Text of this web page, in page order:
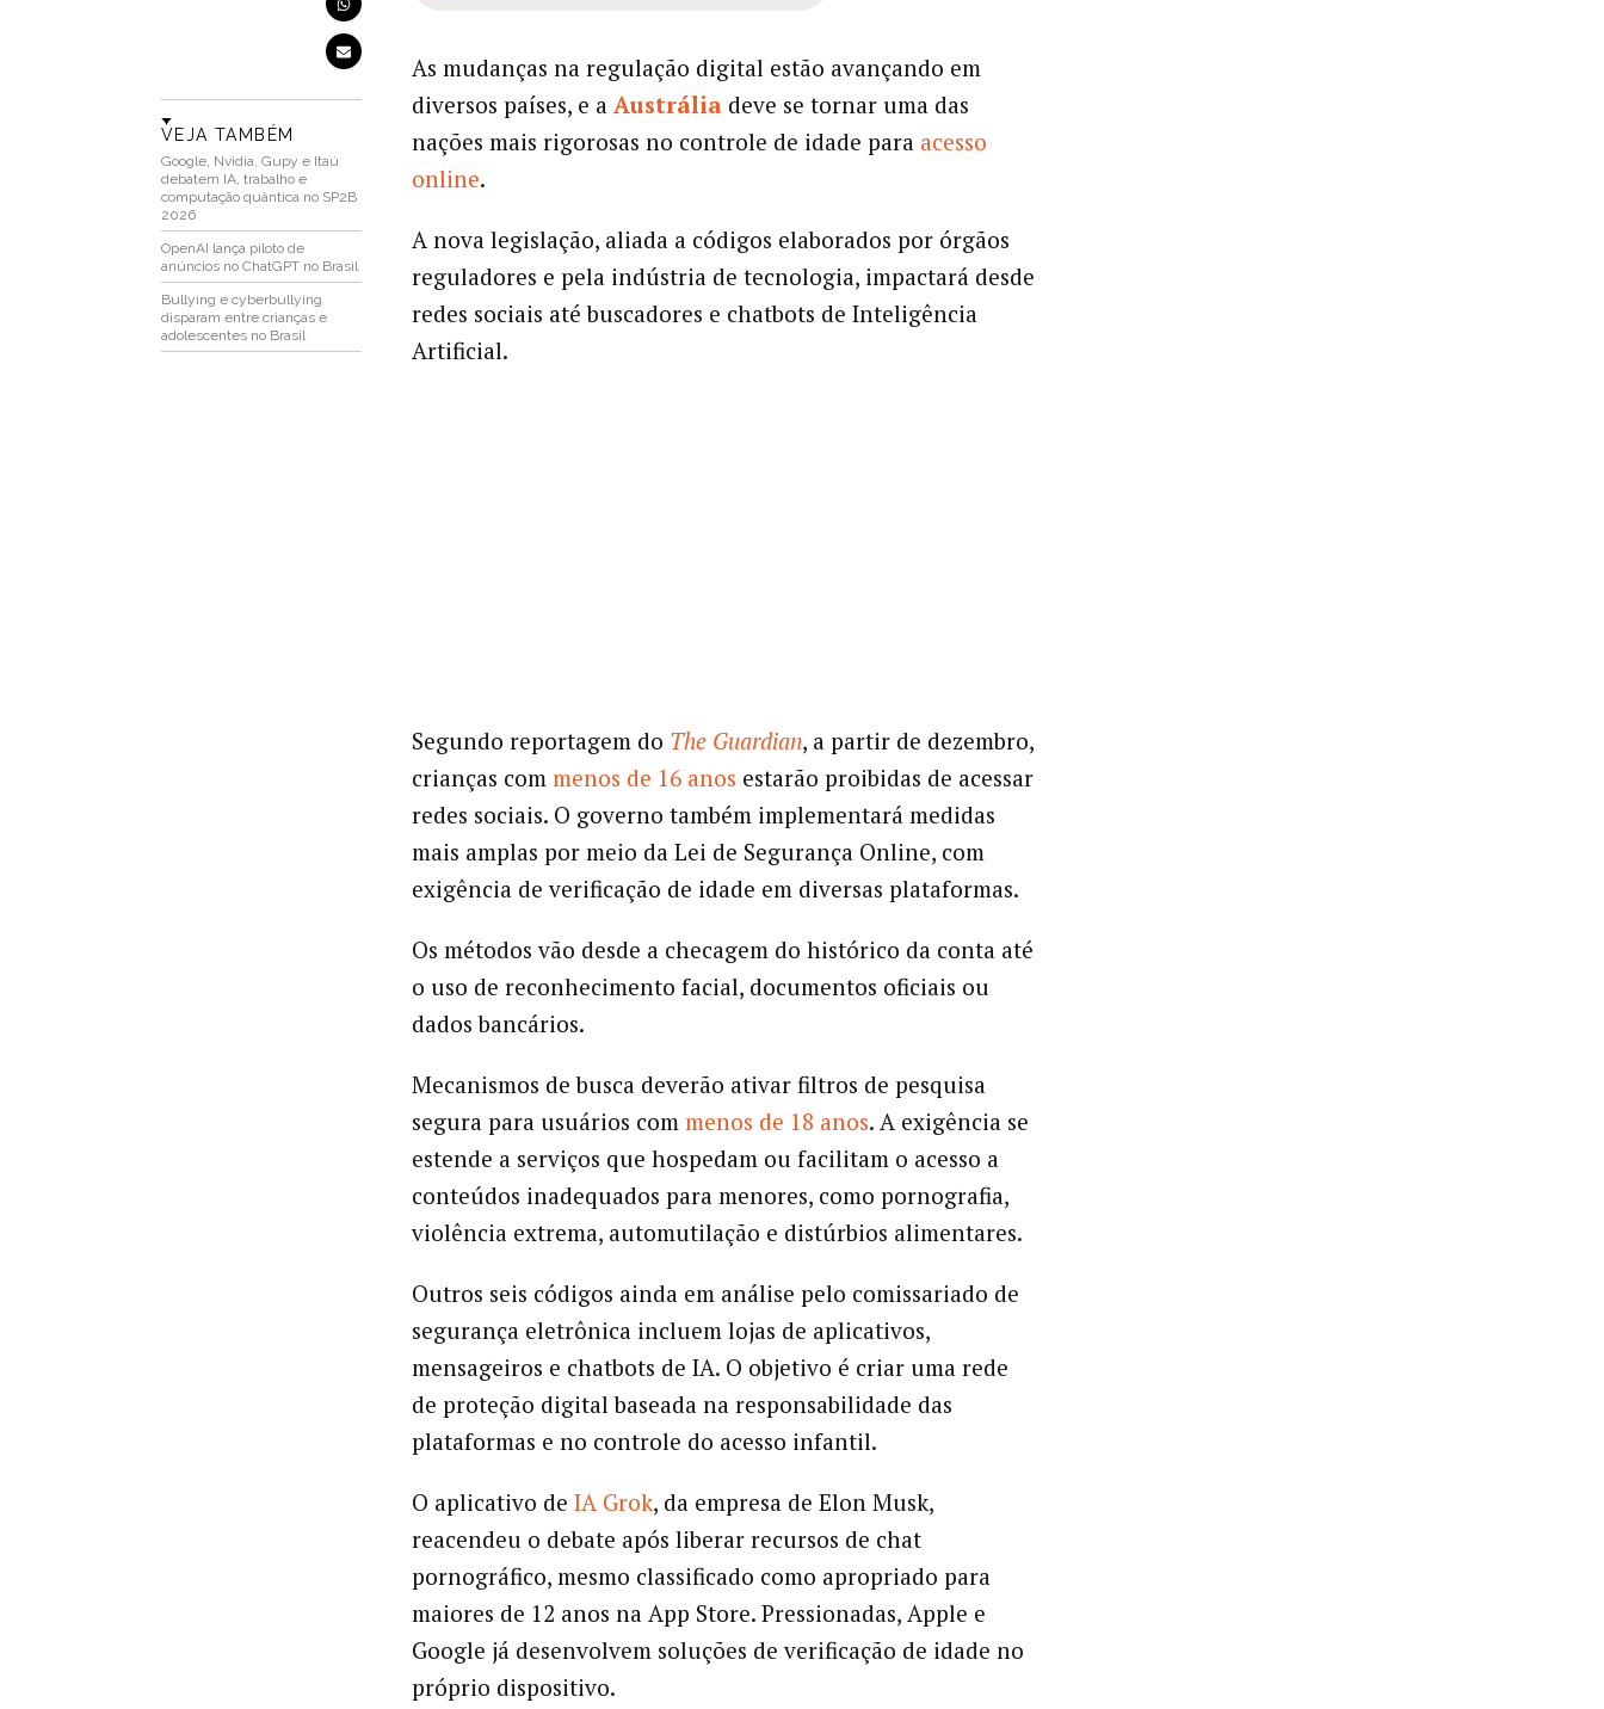
VEJA TAMBÉM
Google, Nvidia, Gupy e Itaú
debatem IA, trabalho e
computação quântica no SP2B
2026
OpenAI lança piloto de
anúncios no ChatGPT no Brasil
Bullying e cyberbullying
disparam entre crianças e
adolescentes no Brasil
As mudanças na regulação digital estão avançando em
diversos países, e a Austrália deve se tornar uma das
nações mais rigorosas no controle de idade para acesso
online.
A nova legislação, aliada a códigos elaborados por órgãos
reguladores e pela indústria de tecnologia, impactará desde
redes sociais até buscadores e chatbots de Inteligência
Artificial.
Segundo reportagem do The Guardian, a partir de dezembro,
crianças com menos de 16 anos estarão proibidas de acessar
redes sociais. O governo também implementará medidas
mais amplas por meio da Lei de Segurança Online, com
exigência de verificação de idade em diversas plataformas.
Os métodos vão desde a checagem do histórico da conta até
o uso de reconhecimento facial, documentos oficiais ou
dados bancários.
Mecanismos de busca deverão ativar filtros de pesquisa
segura para usuários com menos de 18 anos. A exigência se
estende a serviços que hospedam ou facilitam o acesso a
conteúdos inadequados para menores, como pornografia,
violência extrema, automutilação e distúrbios alimentares.
Outros seis códigos ainda em análise pelo comissariado de
segurança eletrônica incluem lojas de aplicativos,
mensageiros e chatbots de IA. O objetivo é criar uma rede
de proteção digital baseada na responsabilidade das
plataformas e no controle do acesso infantil.
O aplicativo de IA Grok, da empresa de Elon Musk,
reacendeu o debate após liberar recursos de chat
pornográfico, mesmo classificado como apropriado para
maiores de 12 anos na App Store. Pressionadas, Apple e
Google já desenvolvem soluções de verificação de idade no
próprio dispositivo.